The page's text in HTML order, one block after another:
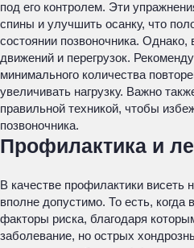
под его контролем. Эти
спины и улучшить осанку, что
состоянии позвоночника. Однако,
движений и перегрузок.
минимального количества
увеличивать нагрузку. Важно
правильной техникой, чтобы
позвоночника.
Профилактика и
В качестве профилактики висеть
вполне допустимо. То есть, когда
факторы риска, благодаря
заболевание, но острых